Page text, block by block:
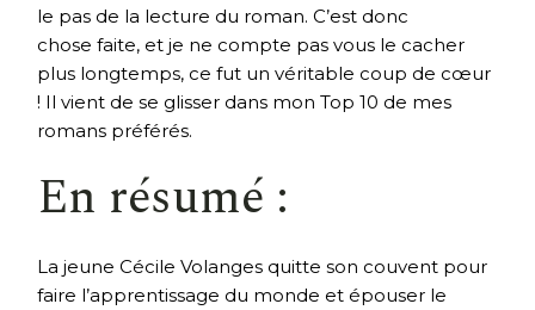
le pas de la lecture du roman. C’est donc
chose faite, et je ne compte pas vous le cacher
plus longtemps, ce fut un véritable coup de cœur
! Il vient de se glisser dans mon Top 10 de mes
romans préférés.
En résumé :
La jeune Cécile Volanges quitte son couvent pour
faire l’apprentissage du monde et épouser le